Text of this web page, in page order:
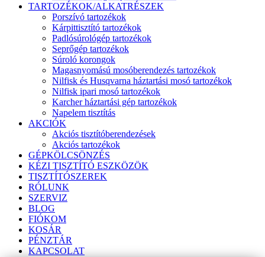
TARTOZÉKOK/ALKATRÉSZEK
Porszívó tartozékok
Kárpittisztító tartozékok
Padlósúrológép tartozékok
Seprőgép tartozékok
Súroló korongok
Magasnyomású mosóberendezés tartozékok
Nilfisk és Husqvarna háztartási mosó tartozékok
Nilfisk ipari mosó tartozékok
Karcher háztartási gép tartozékok
Napelem tisztítás
AKCIÓK
Akciós tisztítóberendezések
Akciós tartozékok
GÉPKÖLCSÖNZÉS
KÉZI TISZTÍTÓ ESZKÖZÖK
TISZTÍTÓSZEREK
RÓLUNK
SZERVIZ
BLOG
FIÓKOM
KOSÁR
PÉNZTÁR
KAPCSOLAT